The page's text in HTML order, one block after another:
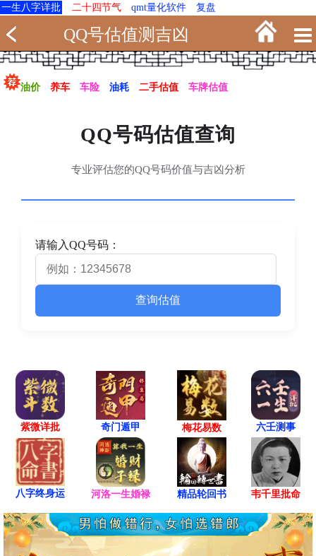
一生八字详批 二十四节气 qmt量化软件 复盘
QQ号估值测吉凶
油价 养车 车险 油耗 二手估值 车牌估值
QQ号码估值查询
专业评估您的QQ号码价值与吉凶分析
请输入QQ号码：
紫微详批 奇门遁甲 梅花易数 六壬测事
八字终身运 河洛一生婚禄 精品轮回书 韦千里批命